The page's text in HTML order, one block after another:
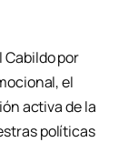
Cabildo por
el
activa de la
políticas